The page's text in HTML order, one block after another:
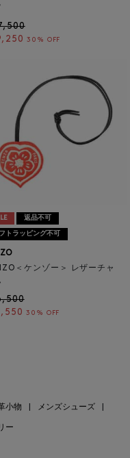
30% OFF
返品不可
トラッピング不可
＜ケンゾー＞ レザーチャ
30% OFF
小物 メンズシューズ
ー